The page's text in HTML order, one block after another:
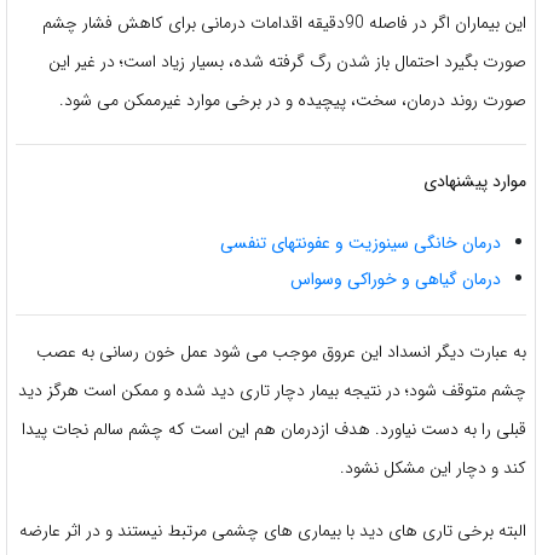
این بیماران اگر در فاصله 90دقیقه اقدامات درمانی برای کاهش فشار چشم
صورت بگیرد احتمال باز شدن رگ گرفته شده، بسیار زیاد است؛ در غیر این
صورت روند درمان، سخت، پیچیده و در برخی موارد غیرممکن می شود.
موارد پیشنهادی
درمان خانگی سینوزیت و عفونتهای تنفسی
درمان گیاهی و خوراکی وسواس
به عبارت دیگر انسداد این عروق موجب می شود عمل خون رسانی به عصب
چشم متوقف شود؛ در نتیجه بیمار دچار تاری دید شده و ممکن است هرگز دید
قبلی را به دست نیاورد. هدف ازدرمان هم این است که چشم سالم نجات پیدا
کند و دچار این مشکل نشود.
البته برخی تاری های دید با بیماری های چشمی مرتبط نیستند و در اثر عارضه